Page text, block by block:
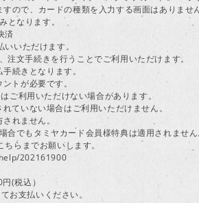
ので、カードの種類を入力する画面はありません
となります。
済
いただけます。
文手続きを行うことでご利用いただけます。
続きとなります。
トが必要です。
ご利用いただけない場合があります。
ていない場合はご利用いただけません。
れません。
でもタミヤカード会員様特典は適用されません
らまでお願いします。
202161900
(税込）
お支払いください。